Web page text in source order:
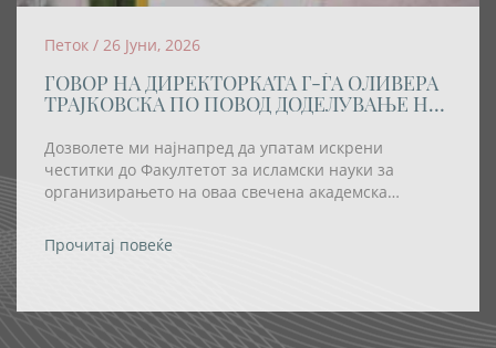
Петок / 26 Јуни, 2026
ГОВОР НА ДИРЕКТОРКАТА Г-ЃА ОЛИВЕРА
ТРАЈКОВСКА ПО ПОВОД ДОДЕЛУВАЊЕ НА
HONORIS CAUSA” НА РЕИСОТ НА ИВЗ
Дозволете ми најнапред да упатам искрени
честитки до Факултетот за исламски науки за
организирањето на оваа свечена академска
академско признание – титулата „Doctor Honoris
Causa“ – да му биде доделена на Реис-ул-улема Хаџи
Прочитај повеќе